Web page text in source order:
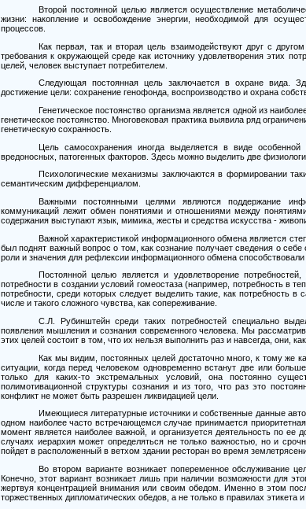
Второй постоянной целью является осуществление
жизни: накопление и освобождение энергии, необходимой для
процессов.
Как первая, так и вторая цель взаимодействуют друг с
требования к окружающей среде как источнику удовлетворения этих
целей, человек выступает потребителем.
Следующая постоянная цель заключается в охране вида.
достижение цели: сохранение генофонда, воспроизводство и охрана
Генетическое постоянство организма является одной из
генетическое постоянство. Многовековая практика выявила ряд
генетическую сохранность.
Цель самосохранения иногда выделяется в виде
вредоносных, патогенных факторов. Здесь можно выделить две
Психологические механизмы заключаются в формировании
семантическим дифференциалом.
Важными постоянными целями являются поддержание
коммуникаций лежит обмен понятиями и отношениями между
содержания выступают язык, мимика, жесты и средства искусства -
Важной характеристикой информационного обмена является
был поднят важный вопрос о том, как сознание получает сведения о
роли и значения для рефлексии информационного обмена
Постоянной целью является и удовлетворение
потребности в создании условий гомеостаза (например, потребность в
потребности, среди которых следует выделить такие, как потребность
числе и такого сложного чувства, как сопереживание.
С.Л. Рубинштейн среди таких потребностей специально
появления мышления и сознания современного человека. Мы
этих целей состоит в том, что их нельзя выполнить раз и навсегда, они,
Как мы видим, постоянных целей достаточно много, к тому же
ситуации, когда перед человеком одновременно встанут две или
только для каких-то экстремальных условий, она постоянно
полимотивационной структуры сознания и из того, что раз это
конфликт не может быть разрешен ликвидацией цели.
Имеющиеся литературные источники и собственные данные
одном наиболее часто встречающемся случае принимается
момент является наиболее важной, и организуется деятельность по
случаях иерархия может определяться не только важностью, но и
пойдет в расположенный в ветхом здании ресторан во время
Во втором варианте возникает попеременное обслуживание
Конечно, этот вариант возникает лишь при наличии возможности для
жертвуя концентрацией внимания или своим обедом. Именно в этом
торжественных дипломатических обедов, а не только в правилах этикета и